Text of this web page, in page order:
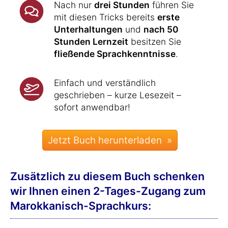
Nach nur drei Stunden führen Sie
mit diesen Tricks bereits erste
Unterhaltungen und nach 50
Stunden Lernzeit besitzen Sie
fließende Sprachkenntnisse.
Einfach und verständlich
geschrieben – kurze Lesezeit –
sofort anwendbar!
Zusätzlich zu diesem Buch schenken
wir Ihnen einen 2-Tages-Zugang zum
Marokkanisch-Sprachkurs: